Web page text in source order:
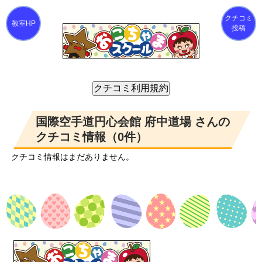
クチコミ
投稿
国際空手道円心会館 府中道場 さんの
クチコミ情報（0件）
クチコミ情報はまだありません。